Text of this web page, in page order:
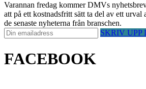
Varannan fredag kommer DMVs
att på ett kostnadsfritt sätt ta del av ett urval
de senaste nyheterna från branschen.
SKRIV UPP
FACEBOOK